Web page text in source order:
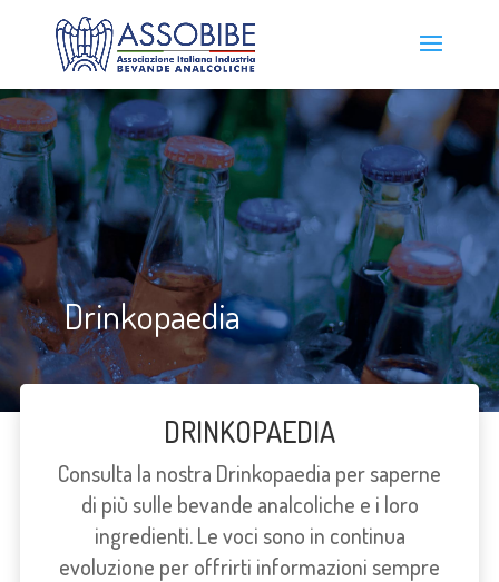
Drinkopaedia
DRINKOPAEDIA
Consulta la nostra Drinkopaedia per saperne
di più sulle bevande analcoliche e i loro
ingredienti. Le voci sono in continua
evoluzione per offrirti informazioni sempre